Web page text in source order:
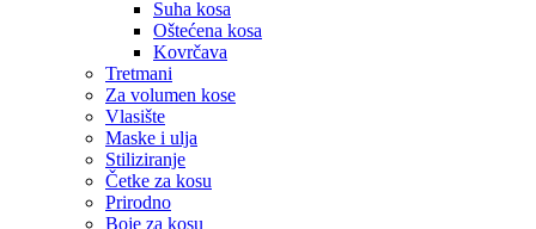
Suha kosa
Oštećena kosa
Kovrčava
Tretmani
Za volumen kose
Vlasište
Maske i ulja
Stiliziranje
Četke za kosu
Prirodno
Boje za kosu